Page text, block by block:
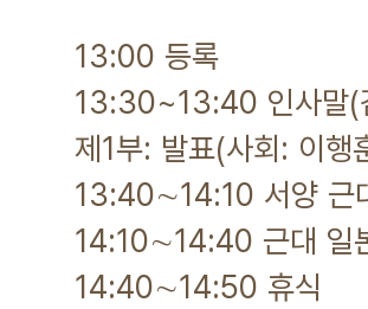
13:00 등록
13:30~13:40 인사말(
제1부: 발표(사회: 이행
13:40∼14:10 서양 근
14:10∼14:40 근대 일
14:40∼14:50 휴식